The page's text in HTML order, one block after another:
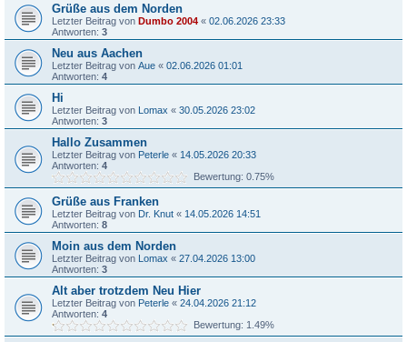
Grüße aus dem Norden
Letzter Beitrag von Dumbo 2004 « 02.06.2026 23:33
Antworten: 3
Neu aus Aachen
Letzter Beitrag von Aue « 02.06.2026 01:01
Antworten: 4
Hi
Letzter Beitrag von Lomax « 30.05.2026 23:02
Antworten: 3
Hallo Zusammen
Letzter Beitrag von Peterle « 14.05.2026 20:33
Antworten: 4
Bewertung: 0.75%
Grüße aus Franken
Letzter Beitrag von Dr. Knut « 14.05.2026 14:51
Antworten: 8
Moin aus dem Norden
Letzter Beitrag von Lomax « 27.04.2026 13:00
Antworten: 3
Alt aber trotzdem Neu Hier
Letzter Beitrag von Peterle « 24.04.2026 21:12
Antworten: 4
Bewertung: 1.49%